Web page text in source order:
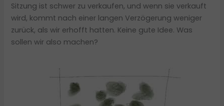
Sitzung ist schwer zu verkaufen, und wenn sie verkauft
wird, kommt nach einer langen Verzögerung weniger
zurück, als wir erhofft hatten. Keine gute Idee. Was
sollen wir also machen?